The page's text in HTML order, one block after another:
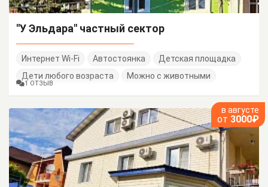
"У Эльдара" частный сектор
Интернет Wi-Fi Автостоянка
Детская площадка
Дети любого возраста
Можно с животными
1 ОТЗЫВ
в августе
от 3000₽